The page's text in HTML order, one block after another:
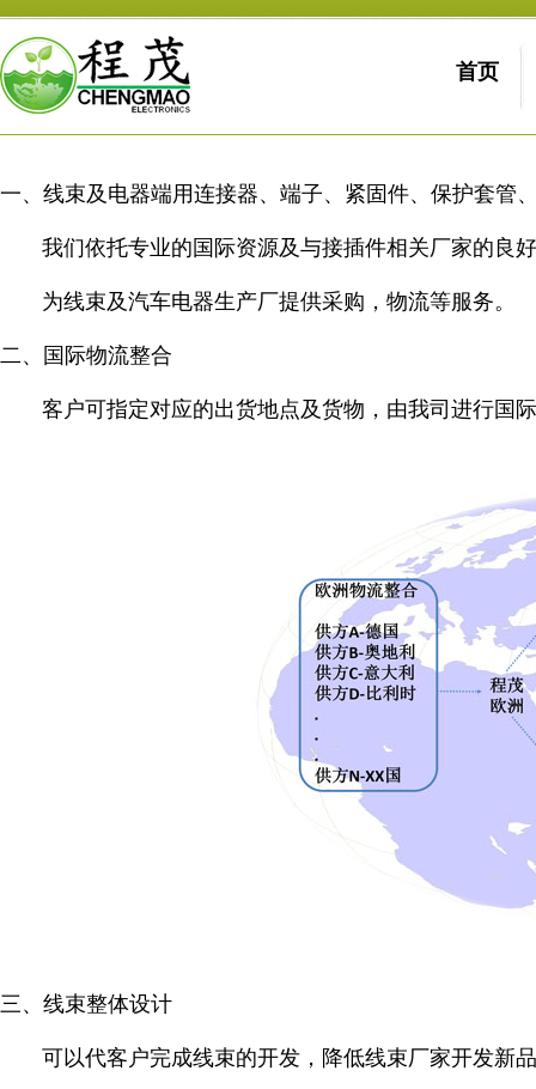
一、线束及电器端用连接器、端子、紧固件、保护套管
我们依托专业的国际资源及与接插件相关厂家的良
为线束及汽车电器生产厂提供采购，物流等服务。
二、国际物流整合
客户可指定对应的出货地点及货物，由我司进行国
三、线束整体设计
可以代客户完成线束的开发，降低线束厂家开发新